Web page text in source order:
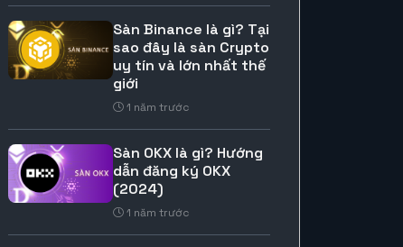
Sàn Binance là gì? Tại
sao đây là sàn Crypto
uy tín và lớn nhất thế
giới
1 năm trước
Sàn OKX là gì? Hướng
dẫn đăng ký OKX
(2024)
1 năm trước